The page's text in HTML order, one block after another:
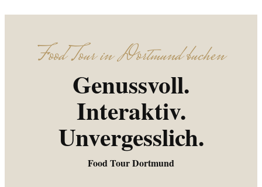
Food Tour in Dortmund buchen
Genussvoll.
Interaktiv.
Unvergesslich.
Food Tour Dortmund